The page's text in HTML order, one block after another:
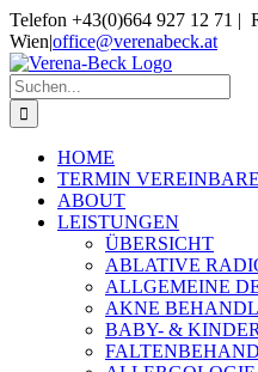
Skip
to
content
Telefon +43(0)664 927 12 71 |
Wien|office@verenabeck.at
Suche
nach:
HOME
TERMIN
ABOUT
LEISTUNGEN
ÜBERSICHT
ABLATIVE
ALLGEMEINE
AKNE
BABY- &